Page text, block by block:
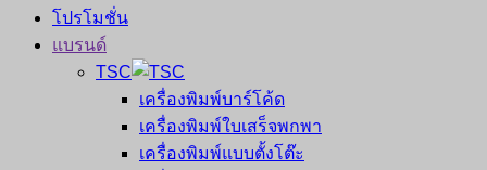
โปรโมชั่น
แบรนด์
TSC
เครื่องพิมพ์บาร์โค้ด
เครื่องพิมพ์ใบเสร็จพกพา
เครื่องพิมพ์แบบตั้งโต๊ะ